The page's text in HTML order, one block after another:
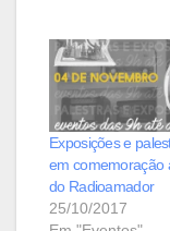
Exposições e
em comemoração
do Radioamador
25/10/2017